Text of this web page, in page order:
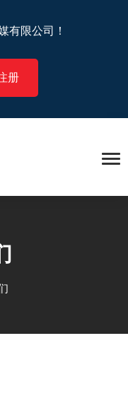
有限公司！
册